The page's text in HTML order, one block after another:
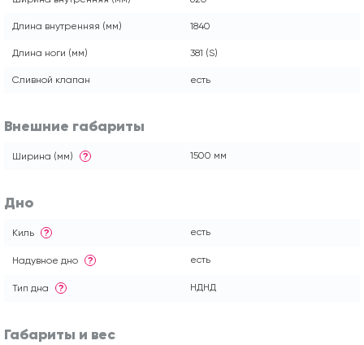
Длина внутренняя (мм) 1840
Длина ноги (мм) 381 (S)
Сливной клапан есть
Внешние габариты
Ширина (мм) ? 1500 мм
Дно
Киль ? есть
Надувное дно ? есть
Тип дна ? НДНД
Габариты и вес